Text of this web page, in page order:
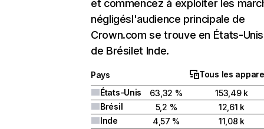
et commencez à exploiter les
négligésl'audience principale de
Crown.com se trouve en États-
de Brésilet Inde.
Pays
Tous les
États-Unis
63,32 %
153,49 k
Brésil
5,2 %
12,61 k
Inde
4,57 %
11,08 k